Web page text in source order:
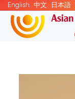
English 中文 日本語